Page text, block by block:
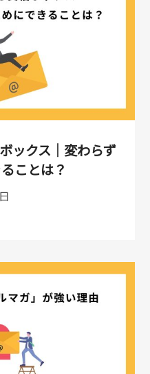
ックス｜変わらず
ことは？